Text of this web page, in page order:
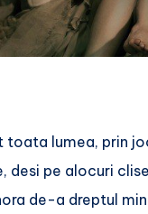
toata lumea, prin
desi pe alocuri
de-a dreptul